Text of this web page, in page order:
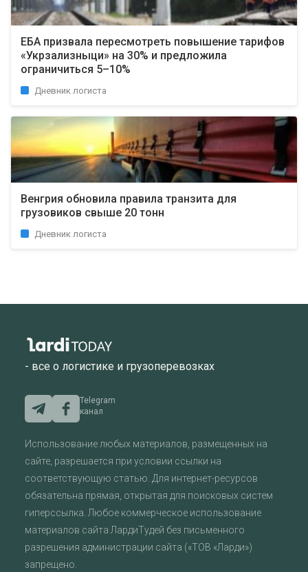
ЕБА призвала пересмотреть повышение тарифов
«Укрзализныци» на 30% и предложила
ограничиться 5–10%
Дневник логиста
Венгрия обновила правила транзита для
грузовиков свыше 20 тонн
Дневник логиста
- все о логистике и грузоперевозках
Telegram
канал
Использование любых материалов, размещенных на
сайте, разрешается при условии ссылки на
соответствующую статью. Для интернет-ресурсов
обязательна прямая, открытая для поисковых систем
гиперссылка. Любое коммерческое использование
материалов сайта ЛардиТудей без письменного
разрешения администрации сайта («ТОВ «Ларди»)
запрещено.